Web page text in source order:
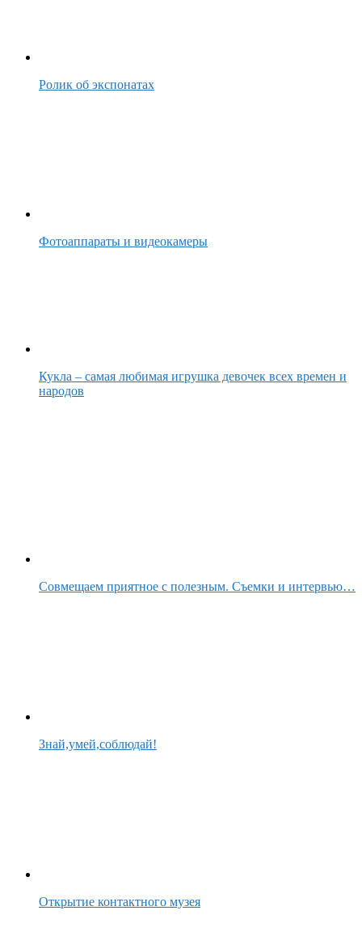
Ролик об экспонатах
Фотоаппараты и видеокамеры
Кукла – самая любимая игрушка девочек всех времен и
народов
Совмещаем приятное с полезным. Съемки и интервью…
Знай,умей,соблюдай!
Открытие контактного музея